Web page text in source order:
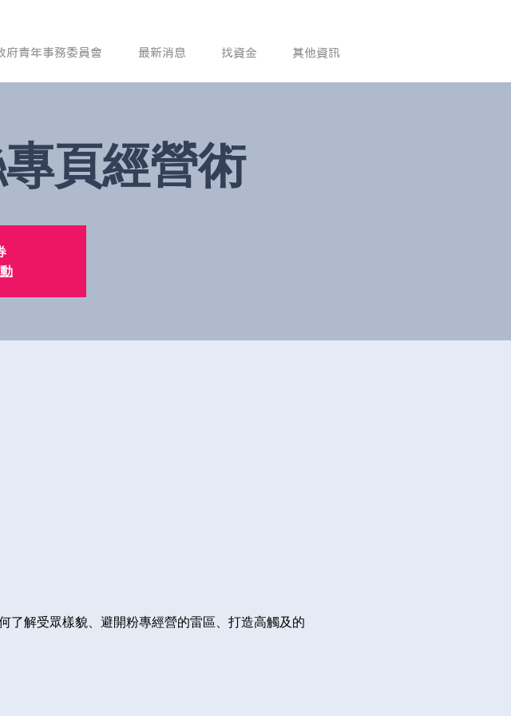
府青年事務委員會 最新消息 找資金 其他資訊
頁經營術
了解受眾樣貌、避開粉專經營的雷區、打造高觸及的